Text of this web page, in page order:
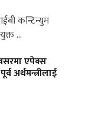
कन्टिन्युम
…
एपेक्स
अर्थमन्त्रीलाई